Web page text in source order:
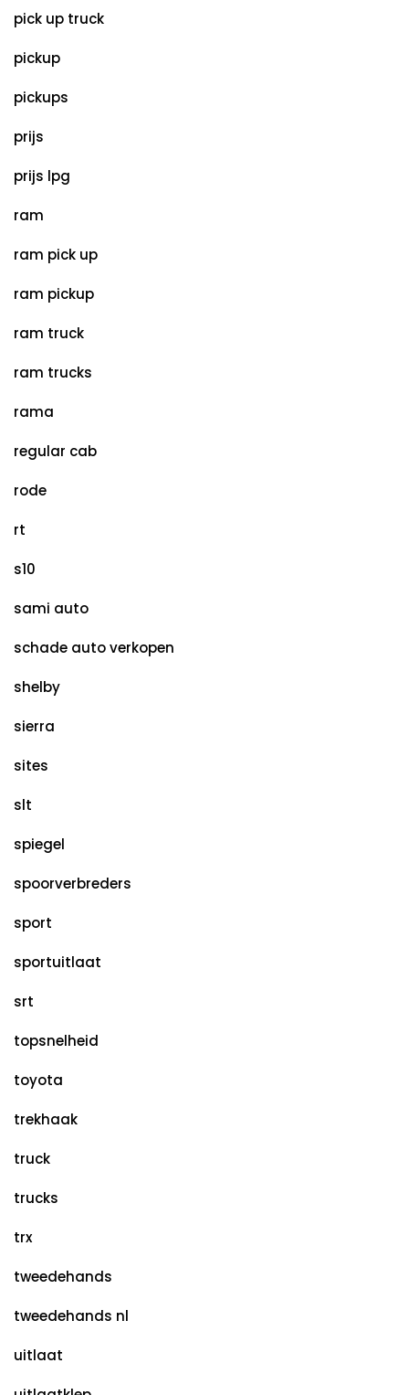
pick up truck
pickup
pickups
prijs
prijs lpg
ram
ram pick up
ram pickup
ram truck
ram trucks
rama
regular cab
rode
rt
s10
sami auto
schade auto verkopen
shelby
sierra
sites
slt
spiegel
spoorverbreders
sport
sportuitlaat
srt
topsnelheid
toyota
trekhaak
truck
trucks
trx
tweedehands
tweedehands nl
uitlaat